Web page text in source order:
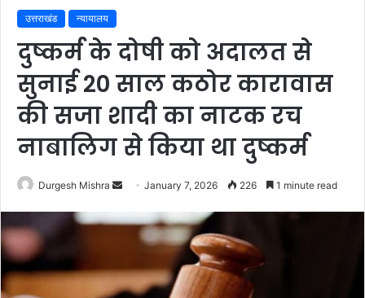
उत्तराखंड न्यायालय
दुष्कर्म के दोषी को अदालत से
सुनाई 20 साल कठोर कारावास
की सजा शादी का नाटक रच
नाबालिग से किया था दुष्कर्म
Durgesh Mishra
Send
email
January 7, 2026 226 1 minute read